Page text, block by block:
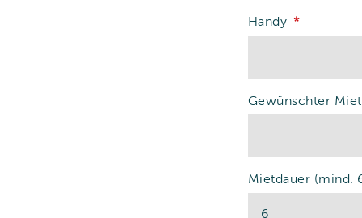
Handy
Gewünschter
Mietdauer (mind.